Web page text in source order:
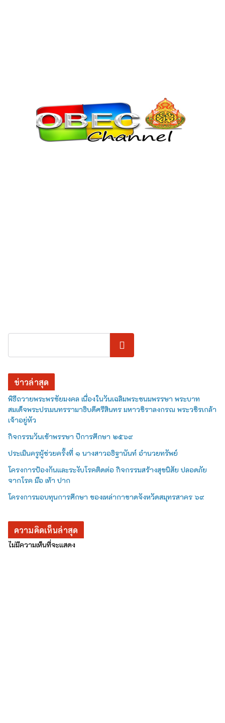
ค้นหา
ข่าวล่าสุด
พิธีถวายพระพรชัยมงคล เนื่องในวันเฉลิมพระชนมพรรษา พระบาท
สมเด็จพระปรเมนทรรามาธิบดีศรีสินทร มหาวชิราลงกรณ พระวชิรเกล้า
เจ้าอยู่หัว
กิจกรรมวันเข้าพรรษา ปีการศึกษา ๒๕๖๙
ประเมินครูผู้ช่วยครั้งที่ ๑ นางสาวอธิฐานันท์ อำนวยทรัพย์
โครงการป้องกันและระงับโรคติดต่อ กิจกรรมสร้างสุขนิสัย ปลอดภัย
จากโรค มือ เท้า ปาก
โครงการมอบทุนการศึกษา ของเหล่ากาชาดจังหวัดสมุทรสาคร ๖๙
ความคิดเห็นล่าสุด
ไม่มีความเห็นที่จะแสดง